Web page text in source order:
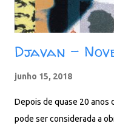
Djavan -
junho 15, 2018
Depois de quase 20 anos
pode ser considerada a